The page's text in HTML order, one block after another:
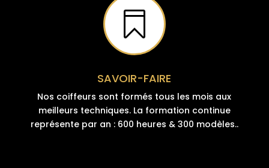

SAVOIR-FAIRE
Nos coiffeurs sont formés tous les mois aux
meilleurs techniques. La formation continue
représente par an : 600 heures & 300 modèles..